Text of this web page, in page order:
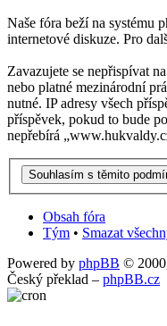
Naše fóra beží na systému
internetové diskuze. Pro
Zavazujete se nepřispívat
nebo platné mezinárodní
nutné. IP adresy všech
příspěvek, pokud to bude
nepřebírá
Obsah fóra
Tým • Smazat
Powered by phpBB ©
Český překlad – phpBB.cz